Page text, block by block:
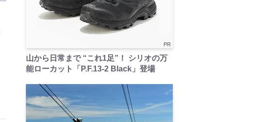
PR
山から日常まで “これ1足”！ シリオの万
能ローカット「P.F.13-2 Black」登場